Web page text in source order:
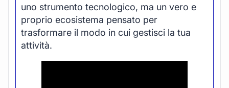
uno strumento tecnologico, ma un vero e
proprio ecosistema pensato per
trasformare il modo in cui gestisci la tua
attività.